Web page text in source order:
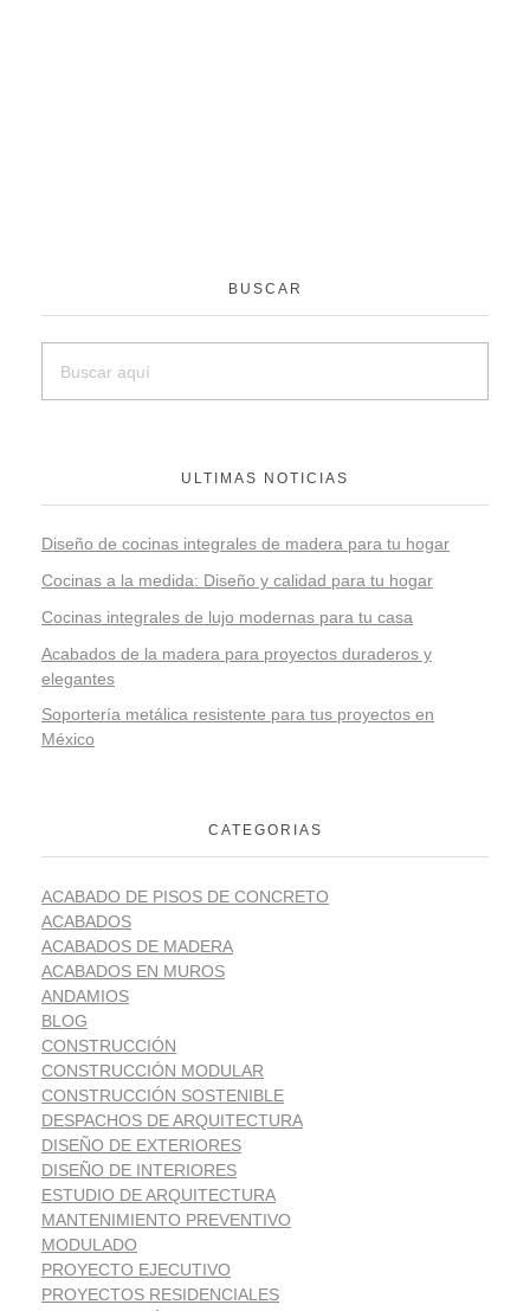
BUSCAR
ULTIMAS NOTICIAS
Diseño de cocinas integrales de madera para tu hogar
Cocinas a la medida: Diseño y calidad para tu hogar
Cocinas integrales de lujo modernas para tu casa
Acabados de la madera para proyectos duraderos y
elegantes
Soportería metálica resistente para tus proyectos en
México
CATEGORIAS
ACABADO DE PISOS DE CONCRETO
ACABADOS
ACABADOS DE MADERA
ACABADOS EN MUROS
ANDAMIOS
BLOG
CONSTRUCCIÓN
CONSTRUCCIÓN MODULAR
CONSTRUCCIÓN SOSTENIBLE
DESPACHOS DE ARQUITECTURA
DISEÑO DE EXTERIORES
DISEÑO DE INTERIORES
ESTUDIO DE ARQUITECTURA
MANTENIMIENTO PREVENTIVO
MODULADO
PROYECTO EJECUTIVO
PROYECTOS RESIDENCIALES